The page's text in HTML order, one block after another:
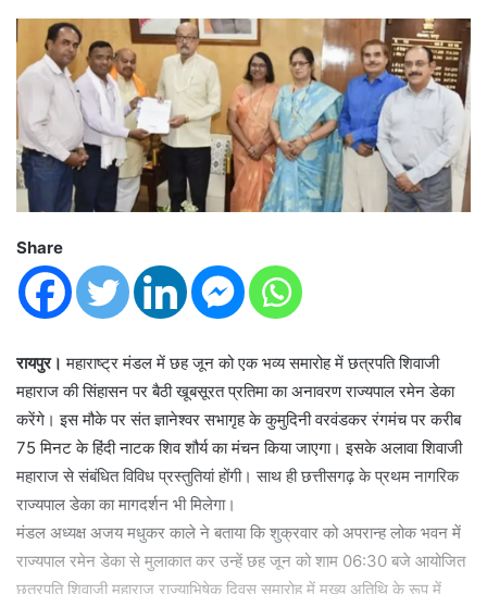
Share
रायपुर। महाराष्ट्र मंडल में छह जून को एक भव्य समारोह में छत्रपति शिवाजी
महाराज की सिंहासन पर बैठी खूबसूरत प्रतिमा का अनावरण राज्यपाल रमेन डेका
करेंगे। इस मौके पर संत ज्ञानेश्वर सभागृह के कुमुदिनी वरवंडकर रंगमंच पर करीब
75 मिनट के हिंदी नाटक शिव शौर्य का मंचन किया जाएगा। इसके अलावा शिवाजी
महाराज से संबंधित विविध प्रस्तुतियां होंगी। साथ ही छत्तीसगढ़ के प्रथम नागरिक
राज्यपाल डेका का मागदर्शन भी मिलेगा।
मंडल अध्यक्ष अजय मधुकर काले ने बताया कि शुक्रवार को अपरान्ह लोक भवन में
राज्यपाल रमेन डेका से मुलाकात कर उन्हें छह जून को शाम 06:30 बजे आयोजित
छत्रपति शिवाजी महाराज राज्याभिषेक दिवस समारोह में मुख्य अतिथि के रूप में